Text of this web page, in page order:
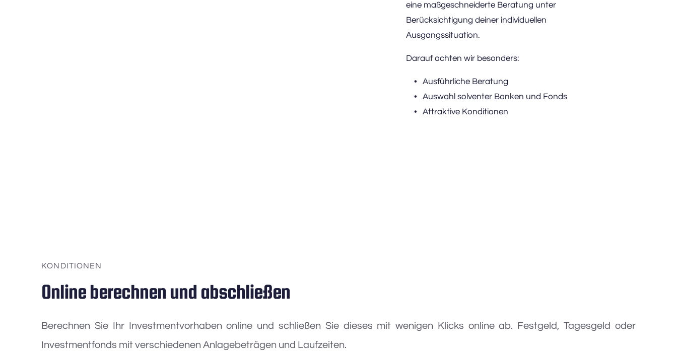
eine maßgeschneiderte Beratung unter
Berücksichtigung deiner individuellen
Ausgangssituation.
Darauf achten wir besonders:
Ausführliche Beratung
Auswahl solventer Banken und Fonds
Attraktive Konditionen
KONDITIONEN
Online berechnen und abschließen
Berechnen Sie Ihr Investmentvorhaben online und schließen Sie dieses mit wenigen Klicks online ab. Festgeld, Tagesgeld oder
Investmentfonds mit verschiedenen Anlagebeträgen und Laufzeiten.